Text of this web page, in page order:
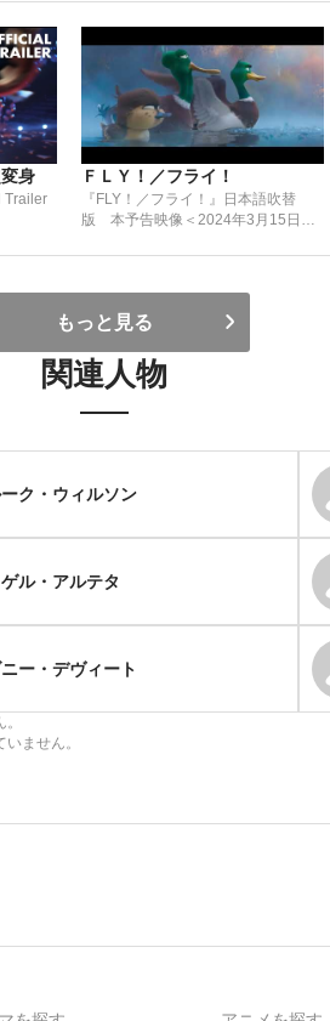
身
Trailer
ＦＬＹ！／フライ！
『FLY！／フライ！』日本語吹替
版 本予告映像＜2024年3月15日
もっと見る
関連人物
ク・ウィルソン
ゲル・アルテタ
ー・デヴィート
ません。